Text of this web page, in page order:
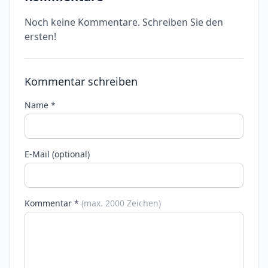
Noch keine Kommentare. Schreiben Sie den
ersten!
Kommentar schreiben
Name *
E-Mail (optional)
Kommentar * (max. 2000 Zeichen)